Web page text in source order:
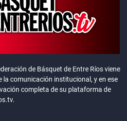
de Básquet de Entre Ríos viene
la comunicación institucional, y en ese
completa de su plataforma de